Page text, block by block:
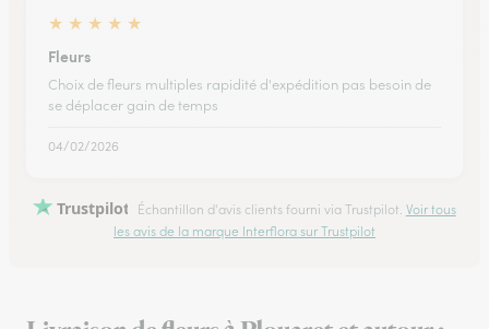
★ ★ ★ ★ ★
Fleurs
Choix de fleurs multiples rapidité d'expédition pas besoin de
se déplacer gain de temps
04/02/2026
Trustpilot Échantillon d'avis clients fourni via Trustpilot. Voir tous
les avis de la marque Interflora sur Trustpilot